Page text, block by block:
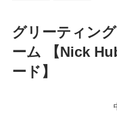
グリーティン
ーム 【Nick
ード】